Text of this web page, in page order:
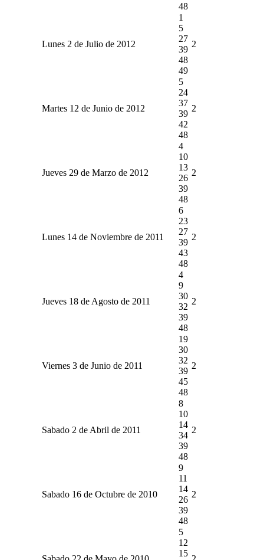
48
Lunes 2 de Julio de 2012
1
5
27
39
48
49
2
Martes 12 de Junio de 2012
5
24
37
39
42
48
2
Jueves 29 de Marzo de 2012
4
10
13
26
39
48
2
Lunes 14 de Noviembre de 2011
6
23
27
39
43
48
2
Jueves 18 de Agosto de 2011
4
9
30
32
39
48
2
Viernes 3 de Junio de 2011
19
30
32
39
45
48
2
Sabado 2 de Abril de 2011
8
10
14
34
39
48
2
Sabado 16 de Octubre de 2010
9
11
14
26
39
48
2
5
12
15